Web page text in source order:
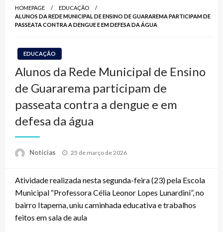
HOMEPAGE
EDUCAÇÃO
ALUNOS DA REDE MUNICIPAL DE ENSINO DE GUARAREMA PARTICIPAM DE
PASSEATA CONTRA A DENGUE E EM DEFESA DA ÁGUA
EDUCAÇÃO
Alunos da Rede Municipal de Ensino
de Guararema participam de
passeata contra a dengue e em
defesa da água
Notícias
Posted
25 de março de 2026
Atividade realizada nesta segunda-feira (23) pela Escola
Municipal “Professora Célia Leonor Lopes Lunardini”, no
bairro Itapema, uniu caminhada educativa e trabalhos
feitos em sala de aula